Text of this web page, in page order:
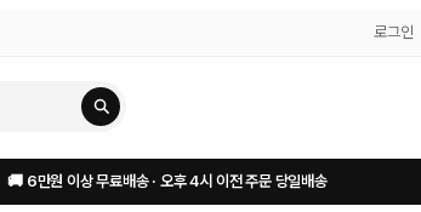
로그인
🚚 6만원 이상 무료배송 · 오후 4시 이전 주문 당일배송